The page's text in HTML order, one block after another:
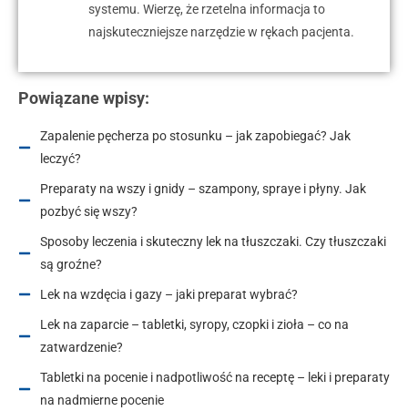
systemu. Wierzę, że rzetelna informacja to
najskuteczniejsze narzędzie w rękach pacjenta.
Powiązane wpisy:
Zapalenie pęcherza po stosunku – jak zapobiegać? Jak
leczyć?
Preparaty na wszy i gnidy – szampony, spraye i płyny. Jak
pozbyć się wszy?
Sposoby leczenia i skuteczny lek na tłuszczaki. Czy tłuszczaki
są groźne?
Lek na wzdęcia i gazy – jaki preparat wybrać?
Lek na zaparcie – tabletki, syropy, czopki i zioła – co na
zatwardzenie?
Tabletki na pocenie i nadpotliwość na receptę – leki i preparaty
na nadmierne pocenie